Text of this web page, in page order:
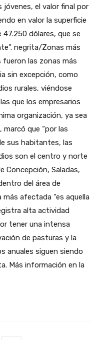
jóvenes, el valor final por
en valor la superficie
dólares, que se
negrita/Zonas más
las zonas más
sin excepción, como
rurales, viéndose
que los empresarios
organización, ya sea
marcó que “por las
sus habitantes, las
son el centro y norte
Concepción, Saladas,
del área de
más afectada “es aquella
alta actividad
tener una intensa
de pasturas y la
anuales siguen siendo
Más información en la